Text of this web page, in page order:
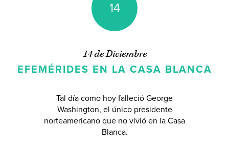
14
14 de Diciembre
EFEMÉRIDES EN LA CASA BLANCA
Tal día como hoy falleció George
Washington, el único presidente
norteamericano que no vivió en la Casa
Blanca.